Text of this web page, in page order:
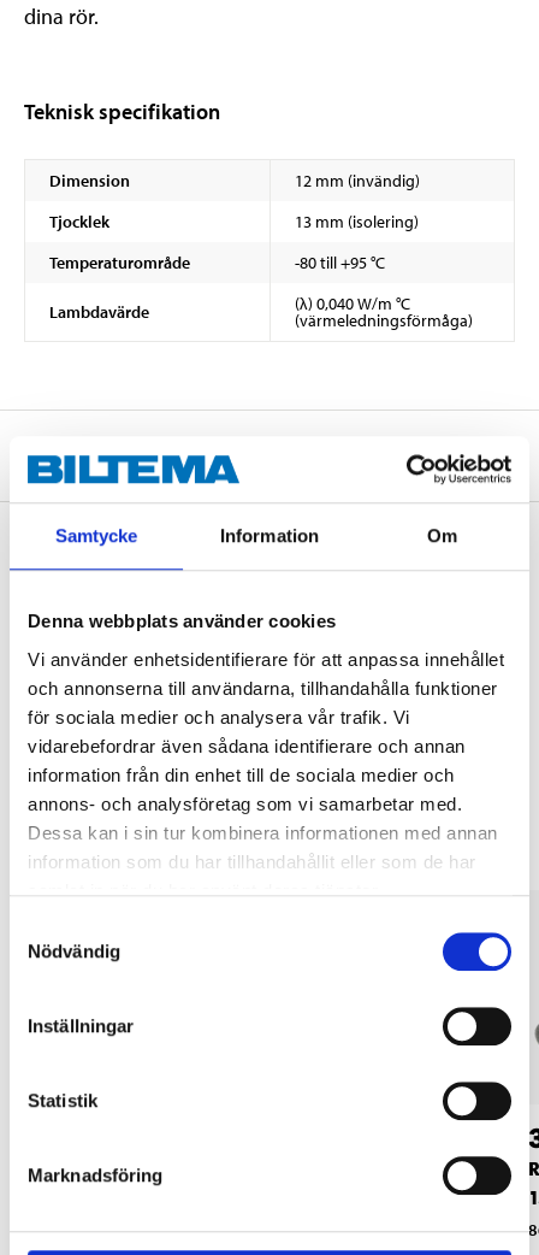
Samtycke Information Om
Denna webbplats använder cookies
Vi använder enhetsidentifierare för att anpassa innehållet
och annonserna till användarna, tillhandahålla funktioner
för sociala medier och analysera vår trafik. Vi
vidarebefordrar även sådana identifierare och annan
information från din enhet till de sociala medier och
annons- och analysföretag som vi samarbetar med.
Dessa kan i sin tur kombinera informationen med annan
information som du har tillhandahållit eller som de har
Nödvändig
Inställningar
Statistik
Marknadsföring
dina rör.
Teknisk specifikation
Dimension
12 mm (invändig)
Tjocklek
13 mm (isolering)
Temperaturområde
-80 till +95 °C
Lambdavärde (λ) 0,040 W/m °C
(värmeledningsförmåga)
Om tillverkaren
Köp & Hämta i ditt varuhus inom 2 timmar! För mer information om
tjänsten och våra villkor.
LÄS MER
Andra kunder köpte också
Rörisolering, rak, Ø
86-0018
90° rörisolering, Ø
86-0036